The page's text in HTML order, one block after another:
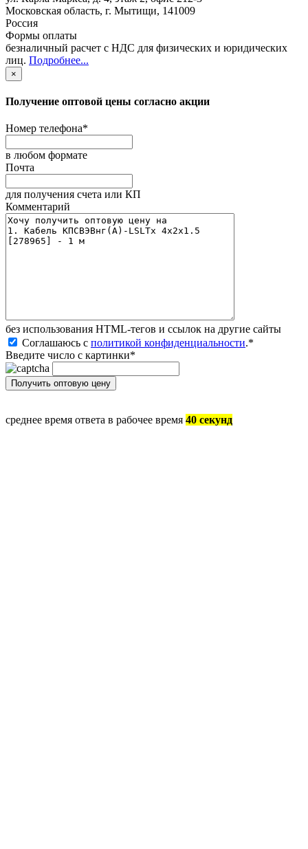
Московская область, г. Мытищи, 141009
Россия
Формы оплаты
безналичный расчет с НДС для физических и юридических
лиц. Подробнее...
×
Получение оптовой цены согласно акции
Номер телефона*
в любом формате
Почта
для получения счета или КП
Комментарий
без иcпользования HTML-тегов и ссылок на другие сайты
Соглашаюсь с политикой конфиденциальности.*
Введите число с картинки*
среднее время ответа в рабочее время 40 секунд